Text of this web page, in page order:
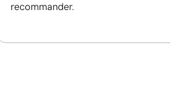
Impression de petits détails
recommander.